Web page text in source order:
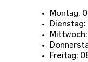
Montag:
Dienstag:
Mittwoch:
Freitag: